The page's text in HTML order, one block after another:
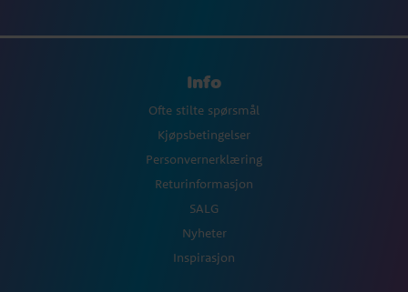
Info
Ofte stilte spørsmål
Kjøpsbetingelser
Personvernerklæring
Returinformasjon
SALG
Nyheter
Inspirasjon